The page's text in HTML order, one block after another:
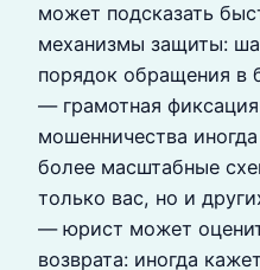
может подсказать
механизмы защиты:
порядок обращения в
— грамотная
мошенничества
более масштабные
только вас, но и
— юрист может
возврата: иногда